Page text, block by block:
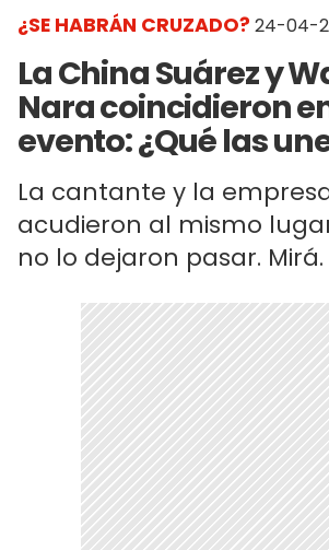
¿SE HABRÁN CRUZADO? 24-04-
La China Suárez y
Nara coincidieron
evento: ¿Qué las
La cantante y la
acudieron al mismo
no lo dejaron pasar. Mirá.